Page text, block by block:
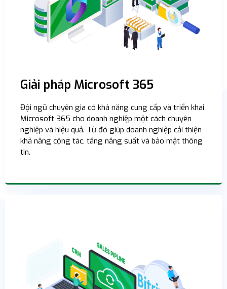
Giải pháp Microsoft 365
Đội ngũ chuyên gia có khả năng cung cấp và triển khai
Microsoft 365 cho doanh nghiệp một cách chuyên
nghiệp và hiệu quả. Từ đó giúp doanh nghiệp cải thiện
khả năng cộng tác, tăng năng suất và bảo mật thông
tin.